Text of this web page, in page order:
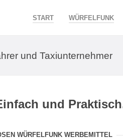
START WÜRFELFUNK
und Taxiunternehmer
und
WÜRFELFUNK WERBEMITTEL